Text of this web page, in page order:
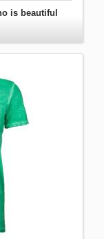
is beautiful